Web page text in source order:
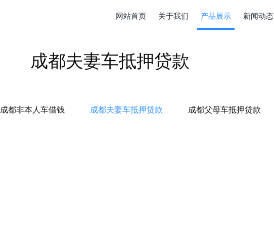
网站首页 关于我们 产品展示 新闻动态
成都夫妻车抵押贷款
成都非本人车借钱 成都夫妻车抵押贷款 成都父母车抵押贷款